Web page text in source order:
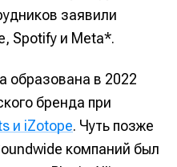
заявили
Spotify и Meta*.
образована в 2022
бренда при
и iZotope. Чуть позже
компаний был